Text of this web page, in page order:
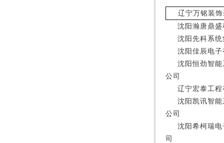
辽宁万铭装
沈阳瀚唐鼎
沈阳先科系
沈阳佳辰电
沈阳恒劲智
公司
辽宁宏泰工
沈阳凯讯智
公司
沈阳希柯瑞
司